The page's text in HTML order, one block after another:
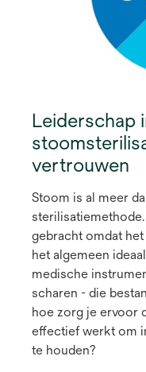
Leiderschap
vertrouwen
Stoom is al meer
gebracht omdat
het algemeen
medische
scharen - die
hoe zorg je ervoor
effectief werkt om
te houden?